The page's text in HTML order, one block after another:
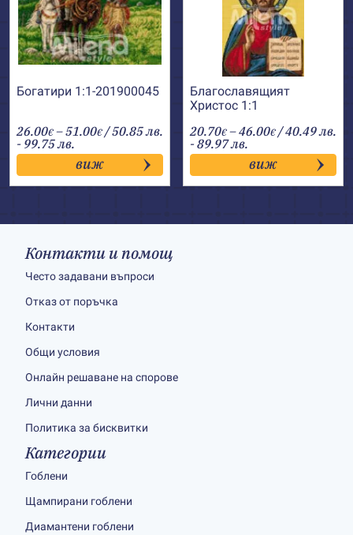
Богатири 1:1-201900045
26.00€ –51.00€Price
range:
26.00€
through
51.00€
/ 50.85 лв.
- 99.75 лв.
виж
Благославящият
Христос 1:1
20.70€ –46.00€Price
range:
20.70€
through
46.00€
/ 40.49 лв.
- 89.97 лв.
виж
Контакти и помощ
Често задавани въпроси
Отказ от поръчка
Контакти
Общи условия
Онлайн решаване на спорове
Лични данни
Политика за бисквитки
Категории
Гоблени
Щампирани гоблени
Диамантени гоблени